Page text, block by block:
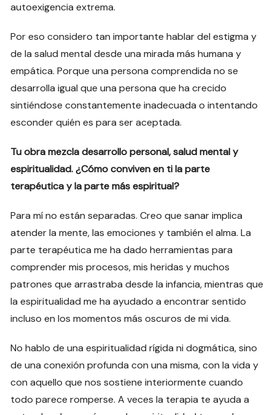
autoexigencia extrema.
Por eso considero tan importante hablar del estigma y
de la salud mental desde una mirada más humana y
empática. Porque una persona comprendida no se
desarrolla igual que una persona que ha crecido
sintiéndose constantemente inadecuada o intentando
esconder quién es para ser aceptada.
Tu obra mezcla desarrollo personal, salud mental y
espiritualidad. ¿Cómo conviven en ti la parte
terapéutica y la parte más espiritual?
Para mí no están separadas. Creo que sanar implica
atender la mente, las emociones y también el alma. La
parte terapéutica me ha dado herramientas para
comprender mis procesos, mis heridas y muchos
patrones que arrastraba desde la infancia, mientras que
la espiritualidad me ha ayudado a encontrar sentido
incluso en los momentos más oscuros de mi vida.
No hablo de una espiritualidad rígida ni dogmática, sino
de una conexión profunda con una misma, con la vida y
con aquello que nos sostiene interiormente cuando
todo parece romperse. A veces la terapia te ayuda a